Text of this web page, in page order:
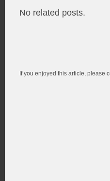
No related posts.
If you enjoyed this article, please